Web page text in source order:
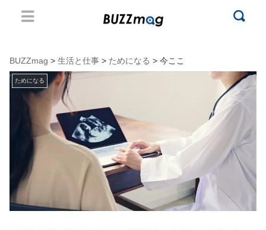
BUZZmag > 生活と仕事 > ためになる > 今ここ
ためになる